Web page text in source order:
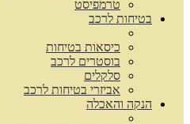
טרמפיסט
בטיחות לרכב
כיסאות בטיחות
בוסטרים לרכב
סלקלים
אביזרי בטיחות לרכב
הנקה והאכלה